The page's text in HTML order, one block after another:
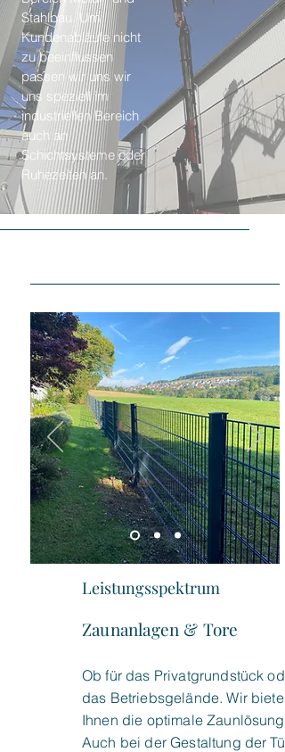
Stahlbau. Um
Kundenabläufe nicht
zu beeinflussen
passen wir uns wir
uns speziell im
industriellen Bereich
auch an
Schichtsysteme oder
Ruhezeiten an.
Leistungsspektrum
Zaunanlagen & Tore
Ob für das Privatgrundstück
das Betriebsgelände. Wir bieten
Ihnen die optimale Zaunlösung.
Auch bei der Gestaltung der